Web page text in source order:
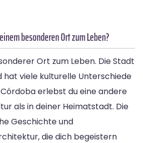
besonderen Ort zum Leben?
Ort zum Leben. Die Stadt
hat viele kulturelle Unterschiede
erlebst du eine andere
als in deiner Heimatstadt. Die
Geschichte und
die dich begeistern